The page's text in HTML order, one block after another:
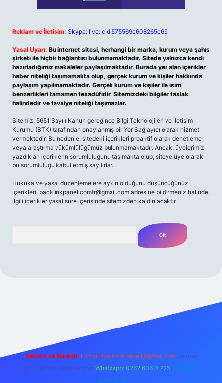
Reklam ve İletişim: Skype: live:.cid.575569c608265c69
Yasal Uyarı: Bu internet sitesi, herhangi bir marka, kurum veya şahıs
şirketi ile hiçbir bağlantısı bulunmamaktadır. Sitede yalnızca kendi
hazırladığımız makaleler paylaşılmaktadır. Burada yer alan içerikler
haber niteliği taşımamakta olup, gerçek kurum ve kişiler hakkında
paylaşım yapılmamaktadır. Gerçek kurum ve kişiler ile isim
benzerlikleri tamamen tesadüfidir. Sitemizdeki bilgiler taslak
halindedir ve tavsiye niteliği taşımazlar.
Sitemiz, 5651 Sayılı Kanun gereğince Bilgi Teknolojileri ve İletişim
Kurumu (BTK) tarafından onaylanmış bir Yer Sağlayıcı olarak hizmet
vermektedir. Bu nedenle, sitedeki içerikleri proaktif olarak denetleme
veya araştırma yükümlülüğümüz bulunmamaktadır. Ancak, üyelerimiz
yazdıkları içeriklerin sorumluluğunu taşımakta olup, siteye üye olarak
bu sorumluluğu kabul etmiş sayılırlar.
Hukuka ve yasal düzenlemelere aykırı olduğunu düşündüğünüz
içerikleri, backlinkpanelicomtr@gmail.com adresine bildirmeniz halinde,
ilgili içerikler yasal süre içerisinde sitemizden kaldırılacaktır.
m elexbet
Reklam ve İletişim: E-mail: backlinkpaneli@gmail.com Teams:
forumhizmeti@gmail.com Whatsapp: 0262 606 0 726 Telegram:
@karabul